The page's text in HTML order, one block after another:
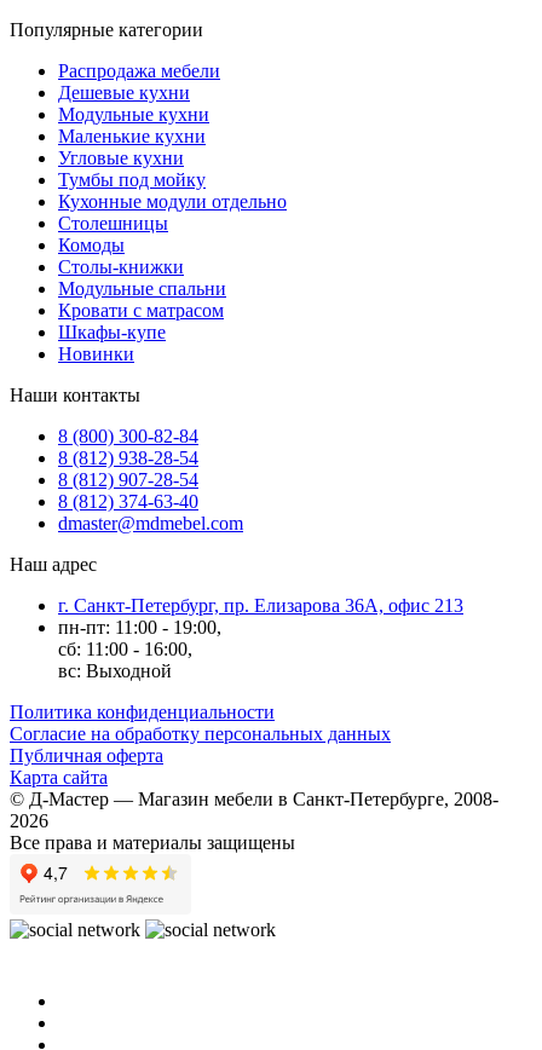
Популярные категории
Распродажа мебели
Дешевые кухни
Модульные кухни
Маленькие кухни
Угловые кухни
Тумбы под мойку
Кухонные модули отдельно
Столешницы
Комоды
Столы-книжки
Модульные спальни
Кровати с матрасом
Шкафы-купе
Новинки
Наши контакты
8 (800) 300-82-84
8 (812) 938-28-54
8 (812) 907-28-54
8 (812) 374-63-40
dmaster@mdmebel.com
Наш адрес
г. Санкт-Петербург, пр. Елизарова 36А, офис 213
пн-пт: 11:00 - 19:00,
сб: 11:00 - 16:00,
вс: Выходной
Политика конфиденциальности
Согласие на обработку персональных данных
Публичная оферта
Карта сайта
© Д-Мастер — Магазин мебели в Санкт-Петербурге, 2008-
2026
Все права и материалы защищены